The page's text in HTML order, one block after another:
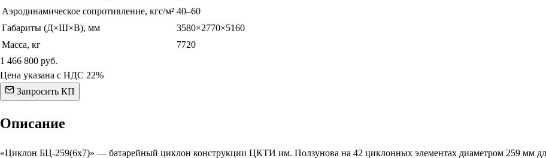
Аэродинамическое сопротивление, кгс/м² 40–60
Габариты (Д×Ш×В), мм
3580×2770×5160
Масса, кг
7720
1 466 800 руб.
Цена указана с НДС 22%
Запросить КП
Описание
«Циклон БЦ-259(6х7)» — батарейный циклон конструкции ЦКТИ им. Ползунова на 42 циклонных элементах диаметром 259 мм